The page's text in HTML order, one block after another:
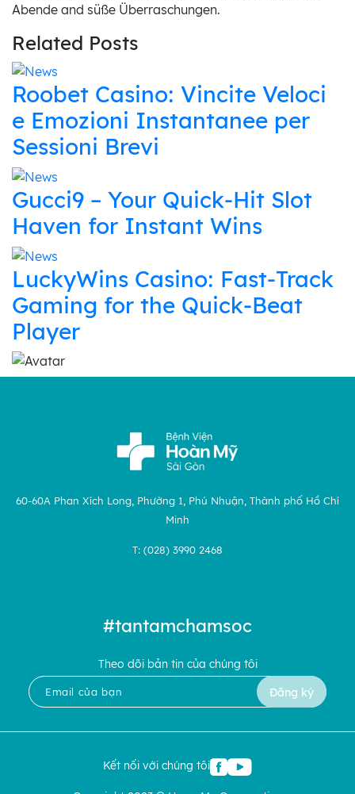
Abende and süße Überraschungen.
Related Posts
Roobet Casino: Vincite Veloci
e Emozioni Instantanee per
Sessioni Brevi
Gucci9 – Your Quick‑Hit Slot
Haven for Instant Wins
LuckyWins Casino: Fast‑Track
Gaming for the Quick‑Beat
Player
60-60A Phan Xích Long, Phường 1, Phú Nhuận, Thành phố Hồ Chí
Minh
T: (028) 3990 2468
#tantamchamsoc
Theo dõi bản tin của chúng tôi
Đăng ký
Kết nối với chúng tôi